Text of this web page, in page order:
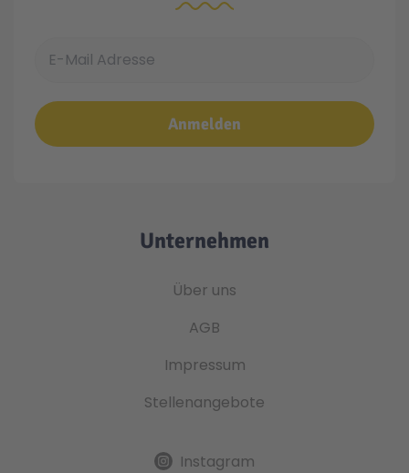
Anmelden
Unternehmen
Über uns
AGB
Impressum
Stellenangebote
Instagram